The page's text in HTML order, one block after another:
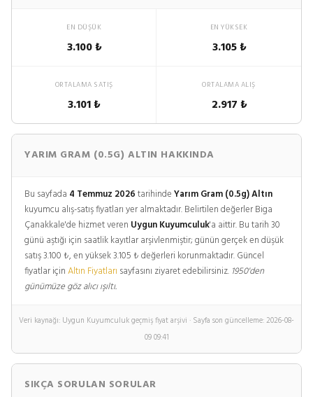
EN DÜŞÜK
3.100 ₺
EN YÜKSEK
3.105 ₺
ORTALAMA SATIŞ
3.101 ₺
ORTALAMA ALIŞ
2.917 ₺
YARIM GRAM (0.5G) ALTIN HAKKINDA
Bu sayfada 4 Temmuz 2026tarihindeYarım Gram (0.5g) Altın
kuyumcu alış-satış fiyatları yer almaktadır. Belirtilen değerler Biga
Çanakkale'de hizmet veren Uygun Kuyumculuk'a aittir. Bu tarih 30
günü aştığı için saatlik kayıtlar arşivlenmiştir; günün gerçek en düşük
satış 3.100 ₺, en yüksek 3.105 ₺ değerleri korunmaktadır. Güncel
fiyatlar içinAltın Fiyatları sayfasını ziyaret edebilirsiniz. 1950'den
günümüze göz alıcı ışıltı.
Veri kaynağı: Uygun Kuyumculuk geçmiş fiyat arşivi · Sayfa son güncelleme: 2026-08-
09 09:41
SIKÇA SORULAN SORULAR